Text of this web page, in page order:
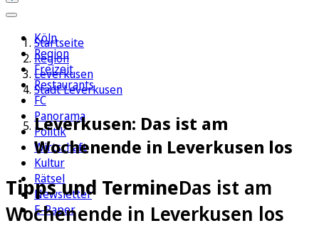
Köln
Region
Freizeit
Restaurants
FC
Panorama
Politik
Wirtschaft
Kultur
Rätsel
Newsletter
E-Paper
Startseite
Region
Leverkusen
Stadt Leverkusen
Leverkusen: Das ist am
Wochenende in Leverkusen los
Tipps und TermineDas ist am
Wochenende in Leverkusen los